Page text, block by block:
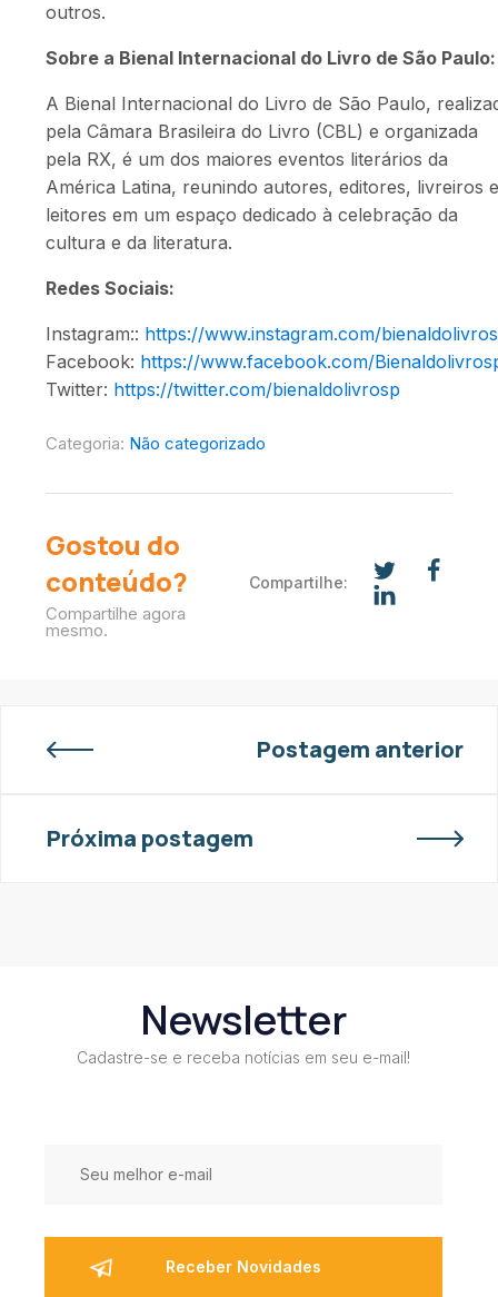
outros.
Sobre a Bienal Internacional do Livro de São Paulo:
A Bienal Internacional do Livro de São Paulo,
pela Câmara Brasileira do Livro (CBL) e organizada
pela RX, é um dos maiores eventos literários da
América Latina, reunindo autores, editores, livreiros e
leitores em um espaço dedicado à celebração da
cultura e da literatura.
Redes Sociais:
Instagram:: https://www.instagram.com/
Facebook: https://www.facebook.com/
Twitter: https://twitter.com/bienaldolivrosp
Categoria: Não categorizado
Gostou do
conteúdo?
Compartilhe agora
mesmo.
Compartilhe:
Postagem anterior
Próxima postagem
Newsletter
Cadastre-se e receba notícias em seu e-mail!